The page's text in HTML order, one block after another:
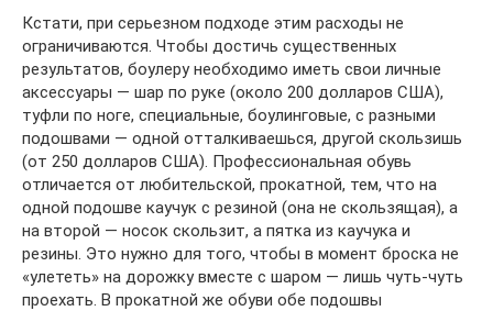
Кстати, при серьезном подходе этим расходы не
ограничиваются. Чтобы достичь существенных
результатов, боулеру необходимо иметь свои личные
аксессуары — шар по руке (около 200 долларов США),
туфли по ноге, специальные, боулинговые, с разными
подошвами — одной отталкиваешься, другой скользишь
(от 250 долларов США). Профессиональная обувь
отличается от любительской, прокатной, тем, что на
одной подошве каучук с резиной (она не скользящая), а
на второй — носок скользит, а пятка из каучука и
резины. Это нужно для того, чтобы в момент броска не
«улететь» на дорожку вместе с шаром — лишь чуть-чуть
проехать. В прокатной же обуви обе подошвы